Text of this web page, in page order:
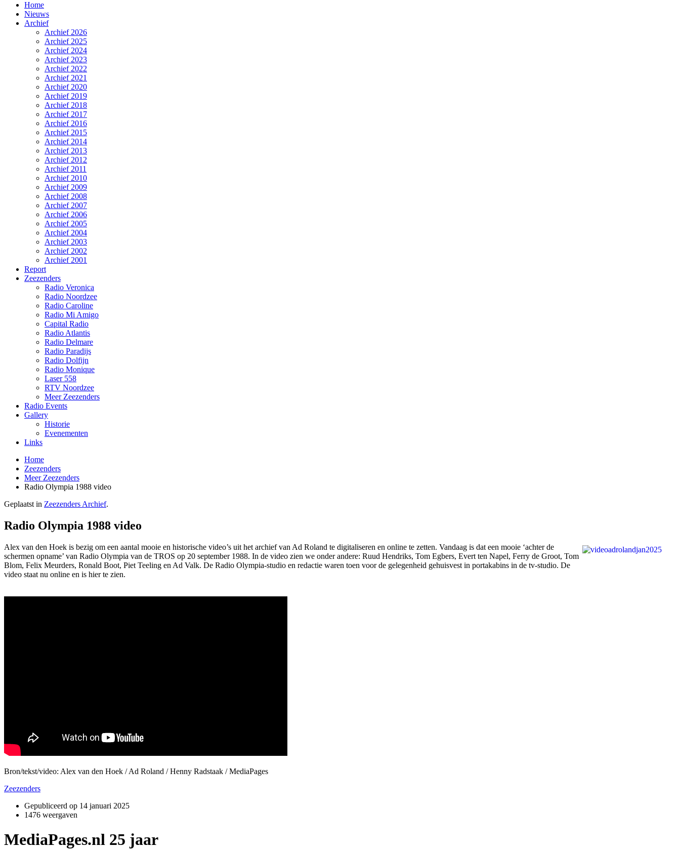
Home
Nieuws
Archief
Archief 2026
Archief 2025
Archief 2024
Archief 2023
Archief 2022
Archief 2021
Archief 2020
Archief 2019
Archief 2018
Archief 2017
Archief 2016
Archief 2015
Archief 2014
Archief 2013
Archief 2012
Archief 2011
Archief 2010
Archief 2009
Archief 2008
Archief 2007
Archief 2006
Archief 2005
Archief 2004
Archief 2003
Archief 2002
Archief 2001
Report
Zeezenders
Radio Veronica
Radio Noordzee
Radio Caroline
Radio Mi Amigo
Capital Radio
Radio Atlantis
Radio Delmare
Radio Paradijs
Radio Dolfijn
Radio Monique
Laser 558
RTV Noordzee
Meer Zeezenders
Radio Events
Gallery
Historie
Evenementen
Links
Home
Zeezenders
Meer Zeezenders
Radio Olympia 1988 video
Geplaatst in Zeezenders Archief.
Radio Olympia 1988 video
Alex van den Hoek is bezig om een aantal mooie en historische video’s uit het archief van Ad Roland te digitaliseren en online te zetten. Vandaag is dat een mooie ‘achter de
schermen opname’ van Radio Olympia van de TROS op 20 september 1988. In de video zien we onder andere: Ruud Hendriks, Tom Egbers, Evert ten Napel, Ferry de Groot, Tom
Blom, Felix Meurders, Ronald Boot, Piet Teeling en Ad Valk. De Radio Olympia-studio en redactie waren toen voor de gelegenheid gehuisvest in portakabins in de tv-studio. De
video staat nu online en is hier te zien.
Bron/tekst/video: Alex van den Hoek / Ad Roland / Henny Radstaak / MediaPages
Zeezenders
Gepubliceerd op 14 januari 2025
1476 weergaven
MediaPages.nl 25 jaar